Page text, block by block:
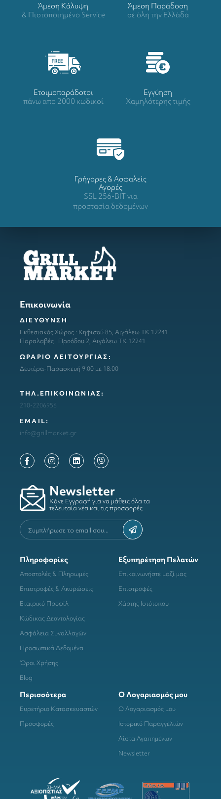
Άμεση Κάλυψη
& Πιστοποιημένο Service
Άμεση Παράδοση
σε όλη την Ελλάδα
Ετοιμοπαράδοτοι
πάνω απο 2000 κωδικοί
Eγγύηση
Χαμηλότερης τιμής
Γρήγορες & Ασφαλείς
Αγορές
SSL 256-BIT για
προστασία δεδομένων
Επικοινωνία
ΔΙΕΥΘΥΝΣΗ
Εκθεσιακός Χώρος : Κηφισού 85, Αιγάλεω ΤΚ 12241
Παραλαβές : Προόδου 2, Αιγάλεω ΤΚ 12241
ΩΡΑΡΙΟ ΛΕΙΤΟΥΡΓΙΑΣ:
Δευτέρα-Παρασκευή 9:00 με 18:00
ΤΗΛ.ΕΠΙΚΟΙΝΩΝΙΑΣ:
210-2206956
ΕΜΑΙL:
info@grillmarket.gr
Newsletter
Κάνε Εγγραφή για να μάθεις όλα τα
τελευταία νέα και τις προσφορές
Πληροφορίες
Αποστολές & Πληρωμές
Επιστροφές & Ακυρώσεις
Εταιρικό Προφίλ
Κώδικας Δεοντολογίας
Ασφάλεια Συναλλαγών
Προσωπικά Δεδομένα
Όροι Χρήσης
Blog
Εξυπηρέτηση Πελατών
Επικοινωνήστε μαζί μας
Επιστροφές
Χάρτης Ιστότοπου
Περισσότερα
Ευρετήριο Κατασκευαστών
Προσφορές
Ο Λογαριασμός μου
Ο Λογαριασμός μου
Ιστορικό Παραγγελιών
Λίστα Αγαπημένων
Newsletter